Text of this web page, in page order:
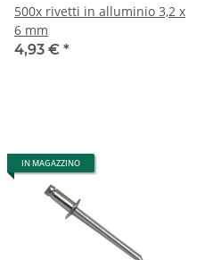
500x rivetti in alluminio 3,2 x
6 mm
4,93 € *
IN MAGAZZINO